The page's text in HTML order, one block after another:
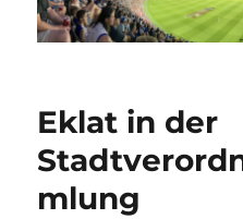
Eklat in der
mlung